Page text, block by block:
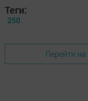
Теги:
250
Перейти